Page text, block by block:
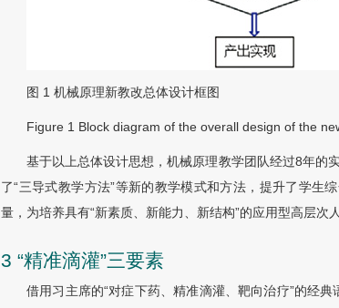
图 1 机械原理新教改总体设计框图
Figure 1 Block diagram of the overall design of the
基于以上总体设计思想，机械原理教学团队经过8年的
了“三导式教学方法”等新的教学模式和方法，提升了学生
量，为培养具有“新素质、新能力、新结构”的应用型高层次
3 “精准滴灌”三要素
借用习主席的“对症下药、精准滴灌、靶向治疗”的经